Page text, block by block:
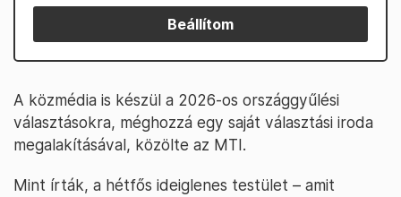
Beállítom
A közmédia is készül a 2026-os országgyűlési
választásokra, méghozzá egy saját választási iroda
megalakításával, közölte az MTI.
Mint írták, a hétfős ideiglenes testület – amit